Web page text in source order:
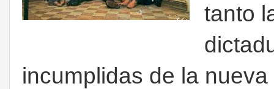
tanto
incumplidas de la